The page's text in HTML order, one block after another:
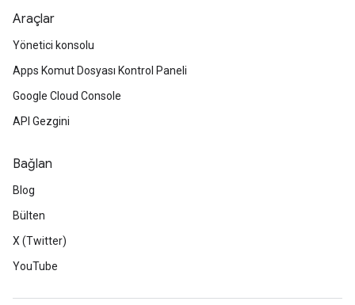
Araçlar
Yönetici konsolu
Apps Komut Dosyası Kontrol Paneli
Google Cloud Console
API Gezgini
Bağlan
Blog
Bülten
X (Twitter)
YouTube